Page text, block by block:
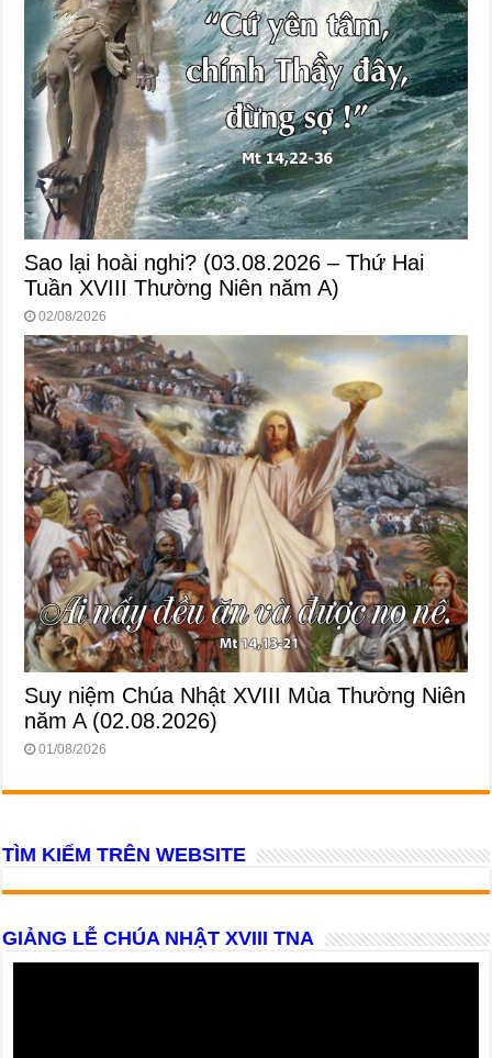
Sao lại hoài nghi? (03.08.2026 – Thứ Hai
Tuần XVIII Thường Niên năm A)
02/08/2026
Suy niệm Chúa Nhật XVIII Mùa Thường Niên
năm A (02.08.2026)
01/08/2026
TÌM KIẾM TRÊN WEBSITE
GIẢNG LỄ CHÚA NHẬT XVIII TNA